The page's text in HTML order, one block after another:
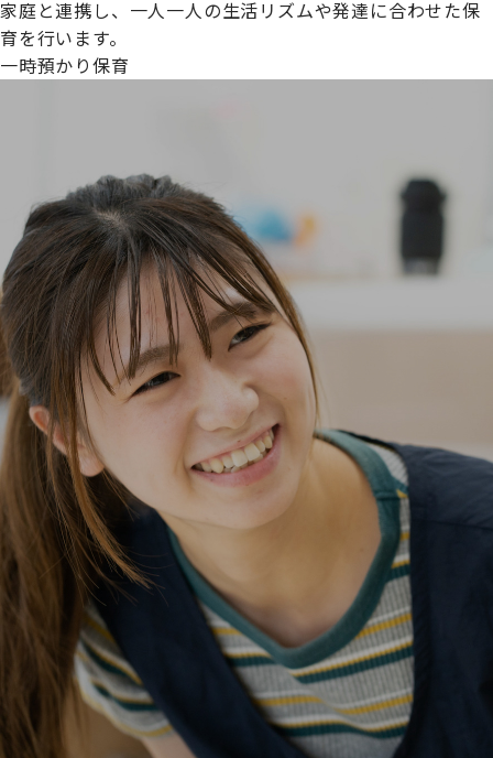
家庭と連携し、一人一人の生活リズムや発達に合わせた保
育を行います。
一時預かり保育